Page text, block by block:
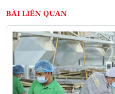
BÀI LIÊN QUAN